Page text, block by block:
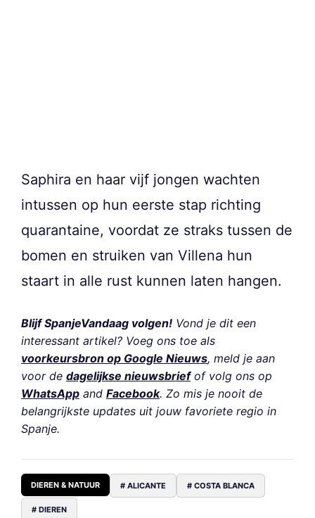
Saphira en haar vijf jongen wachten
intussen op hun eerste stap richting
quarantaine, voordat ze straks tussen de
bomen en struiken van Villena hun
staart in alle rust kunnen laten hangen.
Blijf SpanjeVandaag volgen! Vond je dit een
interessant artikel? Voeg ons toe als
voorkeursbron op Google Nieuws, meld je aan
voor de dagelijkse nieuwsbriefof volg ons op
WhatsApp and Facebook. Zo mis je nooit de
belangrijkste updates uit jouw favoriete regio in
Spanje.
DIEREN & NATUUR # ALICANTE # COSTA BLANCA
# DIEREN